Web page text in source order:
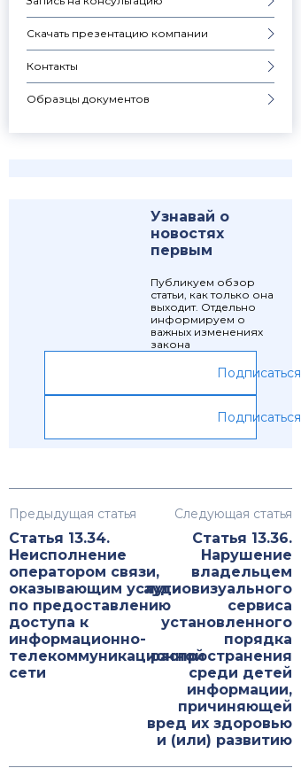
Скачать презентацию компании
Контакты
Образцы документов
Узнавай о
новостях
первым
Публикуем обзор
статьи, как только она
выходит. Отдельно
информируем о
важных изменениях
закона
Подписаться
Подписаться
Предыдущая статья
Статья 13.34.
Неисполнение
оператором связи,
оказывающим услуги
по предоставлению
доступа к
информационно-
телекоммуникационной
сети
Следующая статья
Статья 13.36.
Нарушение
владельцем
аудиовизуального
сервиса
установленного
порядка
распространения
среди детей
информации,
причиняющей
вред их здоровью
и (или) развитию